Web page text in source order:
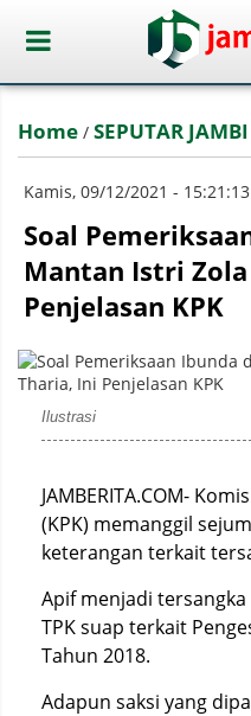
Home / SEPUTAR JAMBI
Kamis, 09/12/2021 -
Soal
Mantan Istri
Penjelasan KPK
Ilustrasi
JAMBERITA.COM-
(KPK) memanggil
keterangan terkait
Apif menjadi
TPK suap terkait
Tahun 2018.
Adapun saksi yang